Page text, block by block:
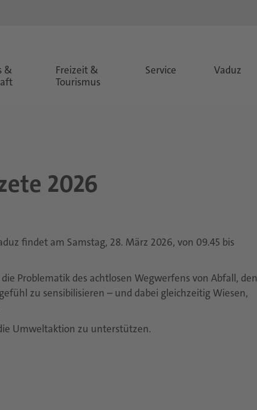
&
Freizeit &
Tourismus
Service Vaduz
2026
findet am Samstag, 28. März 2026, von 09.45 bis
Problematik des achtlosen Wegwerfens von Abfall, den
zu sensibilisieren – und dabei gleichzeitig Wiesen,
Umweltaktion zu unterstützen.